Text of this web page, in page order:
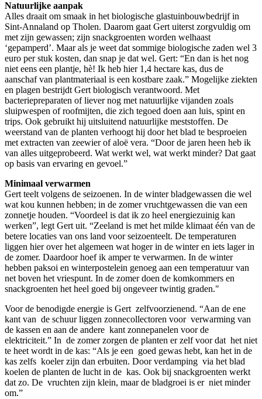
Natuurlijke aanpak
Alles draait om smaak in het biologische glastuinbouwbedrijf in
Sint-Annaland op Tholen. Daarom gaat Gert uiterst zorgvuldig om
met zijn gewassen; zijn snackgroenten worden welhaast
‘gepamperd’. Maar als je weet dat sommige biologische zaden wel 3
euro per stuk kosten, dan snap je dat wel. Gert: “En dan is het nog
niet eens een plantje, hè! Ik heb hier 1,4 hectare kas, dus de
aanschaf van plantmateriaal is een kostbare zaak.” Mogelijke ziekten
en plagen bestrijdt Gert biologisch verantwoord. Met
bacteriepreparaten of liever nog met natuurlijke vijanden zoals
sluipwespen of roofmijten, die zich tegoed doen aan luis, spint en
trips. Ook gebruikt hij uitsluitend natuurlijke meststoffen. De
weerstand van de planten verhoogt hij door het blad te besproeien
met extracten van zeewier of aloë vera. “Door de jaren heen heb ik
van alles uitgeprobeerd. Wat werkt wel, wat werkt minder? Dat gaat
op basis van ervaring en gevoel.”
Minimaal verwarmen
Gert teelt volgens de seizoenen. In de winter bladgewassen die wel
wat kou kunnen hebben; in de zomer vruchtgewassen die van een
zonnetje houden. “Voordeel is dat ik zo heel energiezuinig kan
werken”, legt Gert uit. “Zeeland is met het milde klimaat één van de
betere locaties van ons land voor seizoenteelt. De temperaturen
liggen hier over het algemeen wat hoger in de winter en iets lager in
de zomer. Daardoor hoef ik amper te verwarmen. In de winter
hebben paksoi en winterpostelein genoeg aan een temperatuur van
net boven het vriespunt. In de zomer doen de komkommers en
snackgroenten het heel goed bij ongeveer twintig graden."
Voor de benodigde energie is Gert zelfvoorzienend. “Aan de ene
kant van de schuur liggen zonnecollectoren voor verwarming van
de kassen en aan de andere kant zonnepanelen voor de
elektriciteit.” In de zomer zorgen de planten er zelf voor dat het niet
te heet wordt in de kas: “Als je een goed gewas hebt, kan het in de
kas zelfs koeler zijn dan erbuiten. Door verdamping via het blad
koelen de planten de lucht in de kas. Ook bij snackgroenten werkt
dat zo. De vruchten zijn klein, maar de bladgroei is er niet minder
om.”